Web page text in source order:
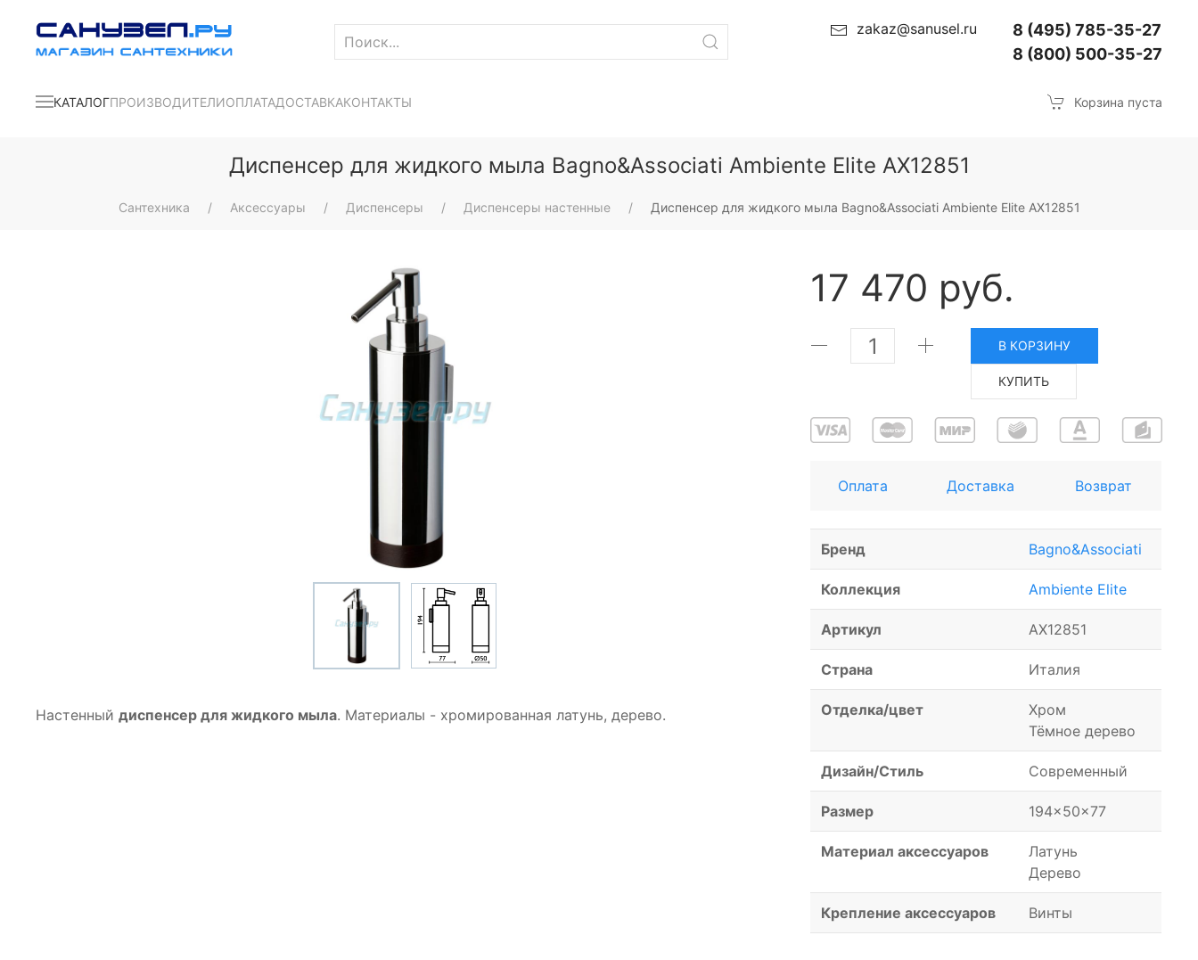
zakaz@sanusel.ru
8 (495) 785-35-27
8 (800) 500-35-27
КАТАЛОГПРОИЗВОДИТЕЛИОПЛАТАДОСТАВКАКОНТАКТЫ Корзина пуста
Диспенсер для жидкого мыла Bagno&Associati Ambiente Elite AX12851
Сантехника Аксессуары Диспенсеры Диспенсеры настенные Диспенсер для жидкого мыла Bagno&Associati Ambiente Elite AX12851
Настенный диспенсер для жидкого мыла. Материалы - хромированная латунь, дерево.
17 470 руб.
В КОРЗИНУ
КУПИТЬ
Оплата Доставка Возврат
Бренд Bagno&Associati
Коллекция Ambiente Elite
Артикул AX12851
Страна Италия
Отделка/цвет
Хром
Тёмное дерево
Дизайн/Стиль Современный
Размер 194x50x77
Материал аксессуаров
Латунь
Дерево
Крепление аксессуаров Винты